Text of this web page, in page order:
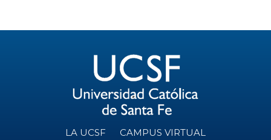
LA UCSF CAMPUS VIRTUAL